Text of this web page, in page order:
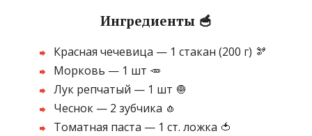
Ингредиенты 🥣
Красная чечевица — 1 стакан (200 г) 🫘
Морковь — 1 шт 🥕
Лук репчатый — 1 шт 🧅
Чеснок — 2 зубчика 🧄
Томатная паста — 1 ст. ложка 🍅